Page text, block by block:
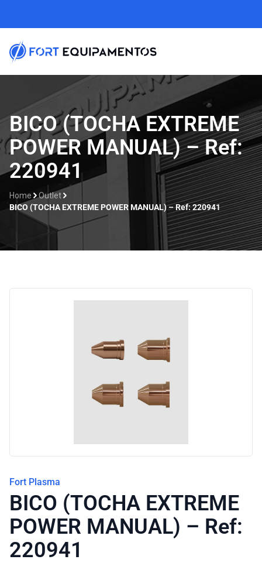
Home
Sobre nós
Linhas
Outlet
Contato
Catálogos
BICO (TOCHA EXTREME
POWER MANUAL) – Ref:
220941
Home
Outlet
BICO (TOCHA EXTREME POWER MANUAL) – Ref: 220941
Fort Plasma
BICO (TOCHA EXTREME
POWER MANUAL) – Ref:
220941